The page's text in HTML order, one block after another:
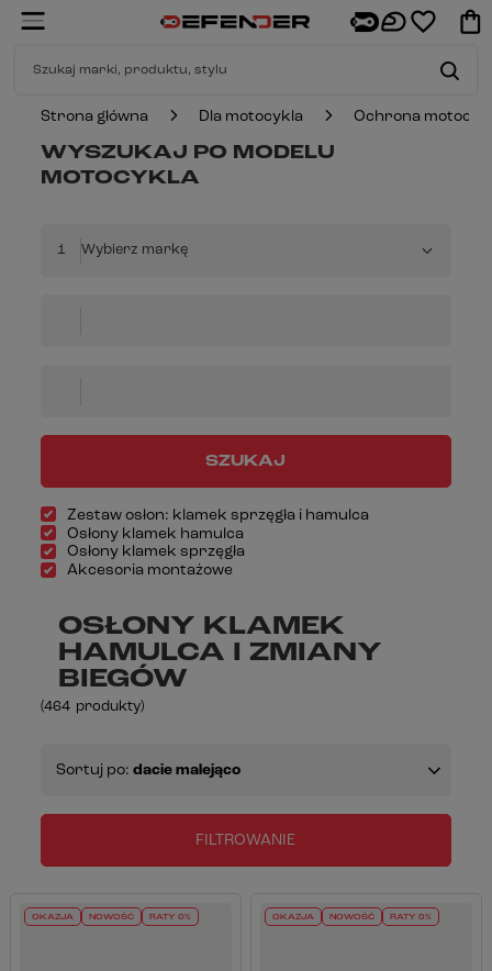
Strona główna Dla motocykla Ochrona
WYSZUKAJ PO MODELU
MOTOCYKLA
1 Wybierz markę
SZUKAJ
Zestaw osłon: klamek sprzęgła i hamulca
Osłony klamek hamulca
Osłony klamek sprzęgła
Akcesoria montażowe
OSŁONY KLAMEK
HAMULCA I ZMIANY
BIEGÓW
(464 produkty)
Sortuj po: dacie malejąco
FILTROWANIE
OKAZJA NOWOŚĆ RATY 0% OKAZJA NOWOŚĆ RATY 0%